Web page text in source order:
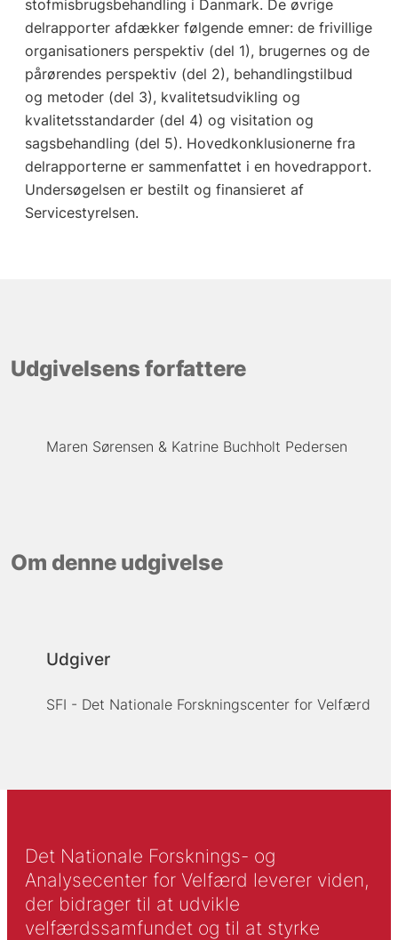
stofmisbrugsbehandling i Danmark. De øvrige
delrapporter afdækker følgende emner: de frivillige
organisationers perspektiv (del 1), brugernes og de
pårørendes perspektiv (del 2), behandlingstilbud
og metoder (del 3), kvalitetsudvikling og
kvalitetsstandarder (del 4) og visitation og
sagsbehandling (del 5). Hovedkonklusionerne fra
delrapporterne er sammenfattet i en hovedrapport.
Undersøgelsen er bestilt og finansieret af
Servicestyrelsen.
Udgivelsens forfattere
Maren Sørensen Katrine Buchholt Pedersen
Om denne udgivelse
Udgiver
SFI - Det Nationale Forskningscenter for Velfærd
Det Nationale Forsknings- og
Analysecenter for Velfærd leverer viden,
der bidrager til at udvikle
velfærdssamfundet og til at styrke